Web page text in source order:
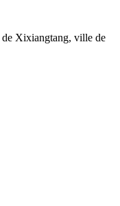
Xixiangtang, ville de